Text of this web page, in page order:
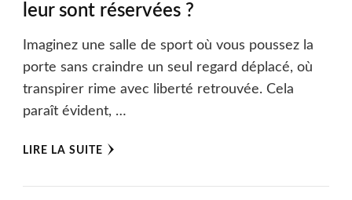
leur sont réservées ?
Imaginez une salle de sport où vous poussez la
porte sans craindre un seul regard déplacé, où
transpirer rime avec liberté retrouvée. Cela
paraît évident, …
LIRE LA SUITE